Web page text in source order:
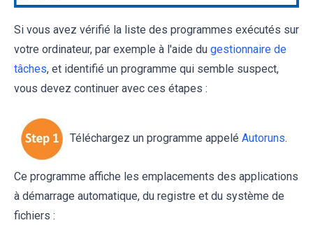
Si vous avez vérifié la liste des programmes exécutés sur
votre ordinateur, par exemple à l'aide du gestionnaire de
tâches, et identifié un programme qui semble suspect,
vous devez continuer avec ces étapes :
Téléchargez un programme appelé Autoruns.
Ce programme affiche les emplacements des applications
à démarrage automatique, du registre et du système de
fichiers :